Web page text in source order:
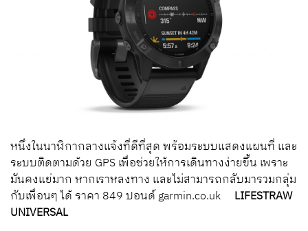
หนึ่งในนาฬิกากลางแจ้งที่ดีที่สุด พร้อมระบบแสดงแผนที่ และ
ระบบติดตามด้วย GPS เพื่อช่วยให้การเดินทางง่ายขึ้น เพราะ
มันคงแย่มาก หากเราหลงทาง และไม่สามารถกลับมารวมกลุ่ม
กับเพื่อนๆ ได้ ราคา 849 ปอนด์ garmin.co.uk LIFESTRAW
UNIVERSAL